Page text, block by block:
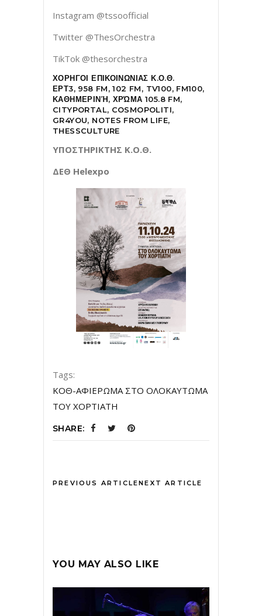
Instagram @tssoofficial
Twitter @ThesOrchestra
TikTok @thesorchestra
ΧΟΡΗΓΟΙ ΕΠΙΚΟΙΝΩΝΙΑΣ Κ.Ο.Θ.
ΕΡΤ3, 958 FM, 102 FM, TV100, FM100,
ΚΑΘΗΜΕΡΙΝΉ, ΧΡΏΜΑ 105.8 FM,
CITYPORTAL, COSMOPOLITI,
GR4YOU, NOTES FROM LIFE,
THESSCULTURE
ΥΠΟΣΤΗΡΙΚΤΗΣ Κ.Ο.Θ.
ΔΕΘ Helexpo
Tags:
ΚΟΘ-ΑΦΙΕΡΩΜΑ ΣΤΟ ΟΛΟΚΑΥΤΩΜΑ
ΤΟΥ ΧΟΡΤΙΑΤΗ
SHARE:
PREVIOUS ARTICLENEXT ARTICLE
YOU MAY ALSO LIKE